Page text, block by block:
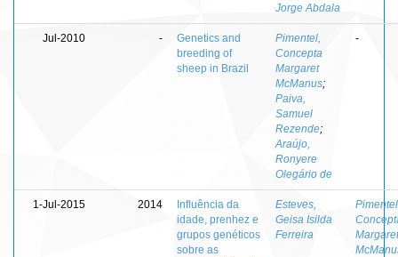
Jorge Abdala
Jul-2010 -
Genetics and
breeding of
sheep in Brazil
Pimentel,
Concepta
Margaret
McManus;
Paiva,
Samuel
Rezende;
Araújo,
Ronyere
Olegário de
-
1-Jul-2015 2014
Influência da
idade, prenhez e
grupos genéticos
sobre as
Esteves,
Geisa Isilda
Ferreira
Margaret